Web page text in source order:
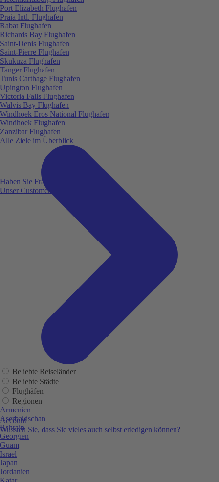
Haben Sie Fragen?
Unser Customer Service ist für Sie da!
Account
Wussten Sie, dass Sie vieles auch selbst erledigen können?
Port Elizabeth Flughafen
Praia Intl. Flughafen
Rabat Flughafen
Richards Bay Flughafen
Saint-Denis Flughafen
Saint-Pierre Flughafen
Skukuza Flughafen
Tanger Flughafen
Tunis Carthage Flughafen
Upington Flughafen
Victoria Falls Flughafen
Walvis Bay Flughafen
Windhoek Eros National Flughafen
Windhoek Flughafen
Zanzibar Flughafen
Alle Ziele im Überblick
Beliebte Reiseländer
Beliebte Städte
Flughäfen
Regionen
Armenien
Aserbaidschan
Bahrain
Georgien
Guam
Israel
Japan
Jordanien
Katar